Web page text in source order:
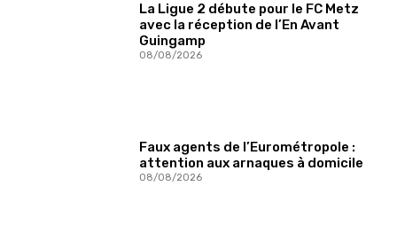
La Ligue 2 débute pour le FC Metz
avec la réception de l’En Avant
Guingamp
08/08/2026
Faux agents de l’Eurométropole :
attention aux arnaques à domicile
08/08/2026